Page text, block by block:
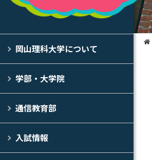
岡山理科大学について
学部・大学院
通信教育部
入試情報